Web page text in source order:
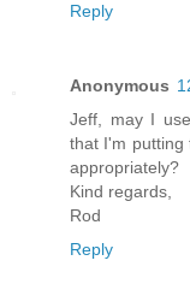
Reply
Anonymous
Jeff, may I
that I'm putting
appropriately?
Kind regards,
Rod
Reply